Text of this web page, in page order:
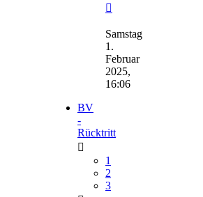
Beitrag
Samstag
1.
Februar
2025,
16:06
BV
-
Rücktritt
1
2
3